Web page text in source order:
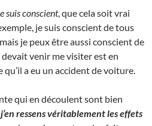
suis conscient, que cela soit vrai
je suis conscient de tous
je peux être aussi conscient de
venir me visiter est en
a eu un accident de voiture.
qui en découlent sont bien
j’en ressens véritablement les effets